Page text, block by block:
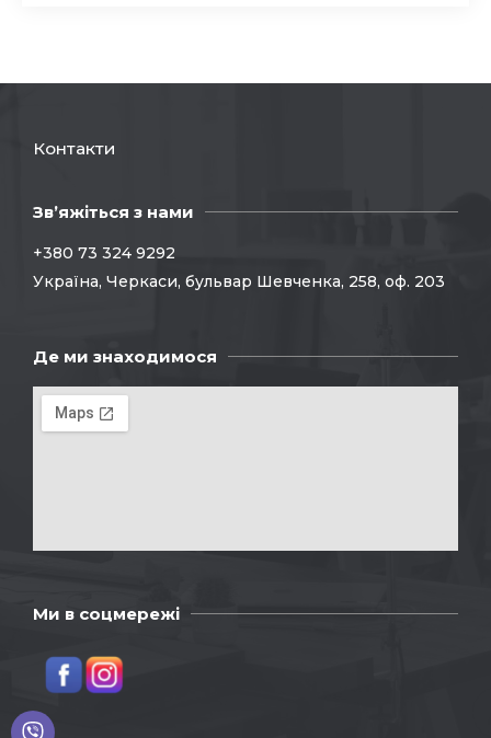
Контакти
Зв’яжіться з нами
+380 73 324 9292
Україна, Черкаси, бульвар Шевченка, 258, оф. 203
Де ми знаходимося
Ми в соцмережі
Viber
Telegram